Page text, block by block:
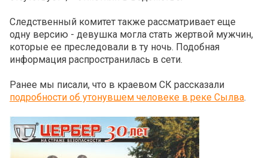
Следственный комитет также рассматривает еще
одну версию - девушка могла стать жертвой мужчин,
которые ее преследовали в ту ночь. Подобная
информация распространилась в сети.
Ранее мы писали, что в краевом СК рассказали
подробности об утонувшем человеке в реке Сылва.